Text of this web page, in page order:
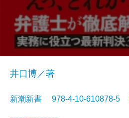
井口博／著
新潮新書 978-4-10-610878-